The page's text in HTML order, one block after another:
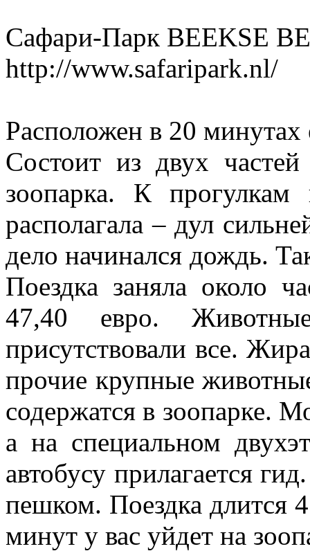
Сафари-Парк BEEKSE
http://www.safaripark.nl/
Расположен в 20
Состоит из двух
зоопарка. К
располагала – дул
дело начинался дождь.
Поездка заняла около
47,40 евро.
присутствовали все.
прочие крупные
содержатся в зоопарке.
а на специальном
автобусу прилагается
пешком. Поездка длится
минут у вас уйдет на